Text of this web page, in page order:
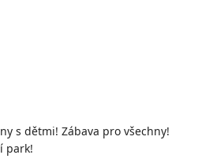
s dětmi! Zábava pro všechny!
park!